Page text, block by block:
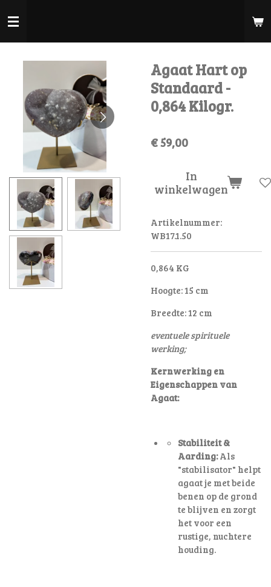
direct
Agaat Hart op
Standaard -
0,864 Kilogr.
€ 59,00
In
winkelwagen
Artikelnummer:
WB17.1.50
0,864 KG
Hoogte: 15 cm
Breedte: 12 cm
eventuele spirituele
werking;
Kernwerking en
Eigenschappen van
Agaat:
Stabiliteit &
Aarding:Als
"stabilisator" helpt
agaat je met beide
benen op de grond
te blijven en zorgt
het voor een
rustige, nuchtere
houding.